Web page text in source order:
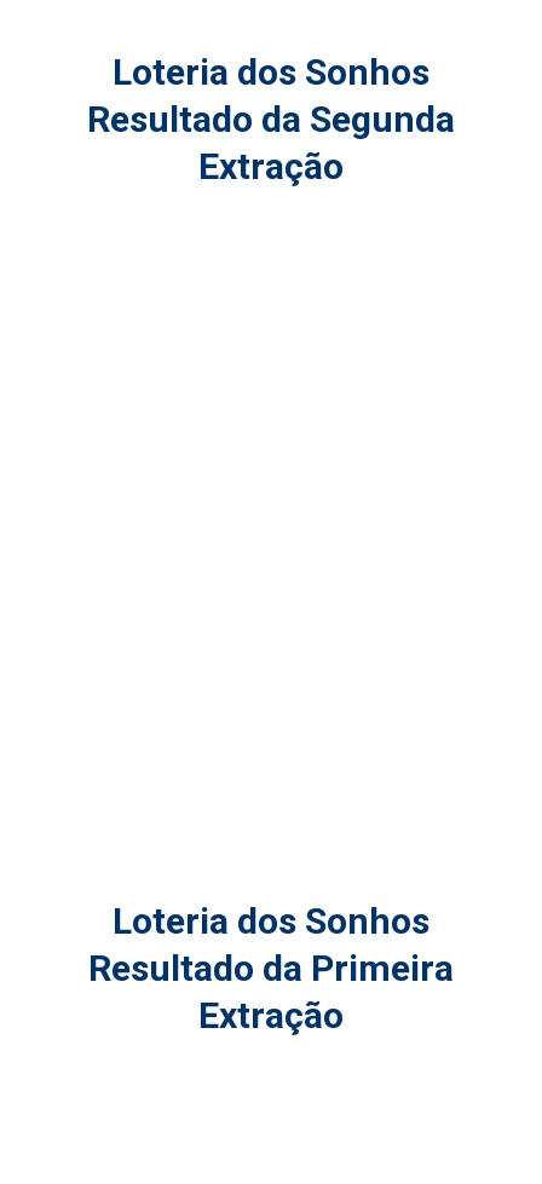
Loteria dos Sonhos
Resultado da Segunda
Extração
Loteria dos Sonhos
Resultado da Primeira
Extração